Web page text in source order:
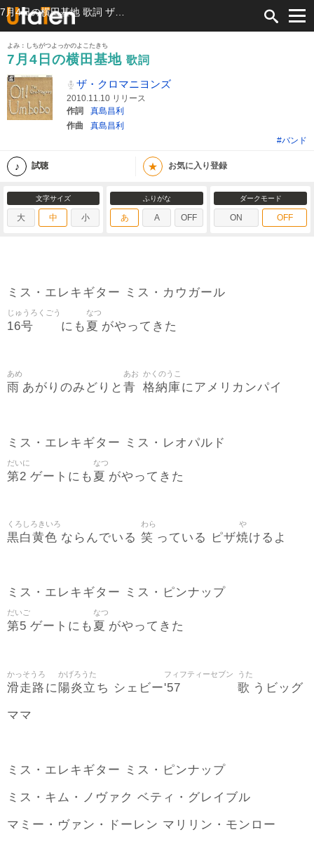
よみ：しちがつよっかのよこたきち
7月4日の横田基地 歌詞
ザ・クロマニヨンズ
2010.11.10 リリース
作詞
真島昌利
作曲
真島昌利
#バンド
試聴 ★ お気に入り登録
文字サイズ
大 中 小
ふりがな
あ A OFF
ダークモード
ON OFF
ミス・エレキギター ミス・カウガール
16号
じゅうろくごう
にも 夏
なつ
がやってきた
雨
あめ
あがりのみどりと 青
あお
格納庫
かくのうこ
にアメリカンパイ
ミス・エレキギター ミス・レオパルド
第2
だいに
ゲートにも 夏
なつ
がやってきた
黒白黄色
くろしろきいろ
ならんでいる 笑
わら
っている ピザ焼
や
けるよ
ミス・エレキギター ミス・ピンナップ
第5
だいご
ゲートにも 夏
なつ
がやってきた
滑走路
かっそうろ
に 陽炎立
かげろうた
ち シェビー'57
フィフティーセブン
歌
うた
うビッグ
ママ
ミス・エレキギター ミス・ピンナップ
ミス・キム・ノヴァク ベティ・グレイブル
マミー・ヴァン・ドーレン マリリン・モンロー